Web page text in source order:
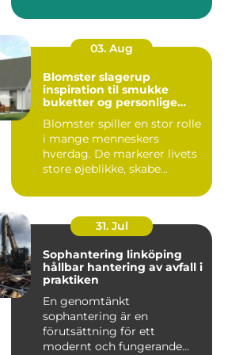
03. Aug
Blomster slagerup
inspiration til smukke
buketter og personlige
Blomster spiller en stor rolle
i mange menneskers
hverdag. De markerer livets
store øjeblikke, skabe...
31. Jul
Sophantering linköping
hållbar hantering av avfall i
praktiken
En genomtänkt
sophantering är en
förutsättning för ett
modernt och fungerande